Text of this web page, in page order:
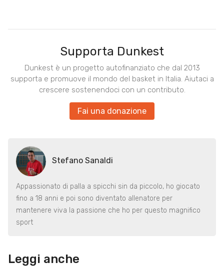
Supporta Dunkest
Dunkest è un progetto autofinanziato che dal 2013
supporta e promuove il mondo del basket in Italia. Aiutaci a
crescere sostenendoci con un contributo.
Fai una donazione
Stefano Sanaldi
Appassionato di palla a spicchi sin da piccolo, ho giocato
fino a 18 anni e poi sono diventato allenatore per
mantenere viva la passione che ho per questo magnifico
sport
Leggi anche